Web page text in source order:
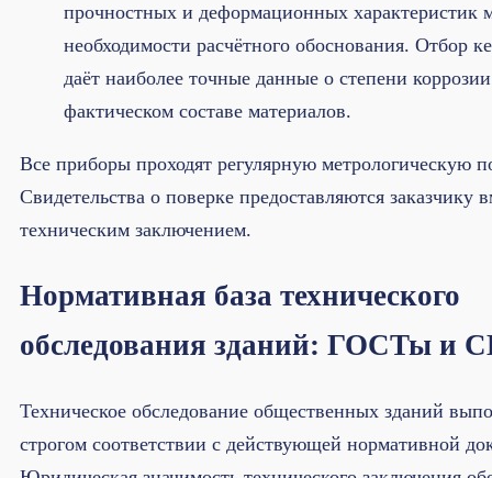
прочностных и деформационных характеристик
необходимости расчётного обоснования. Отбор
даёт наиболее точные данные о степени
фактическом составе материалов.
Все приборы проходят регулярную метрологическую
Свидетельства о поверке предоставляются заказчику
техническим заключением.
Нормативная база технического
обследования зданий: ГОСТы и
Техническое обследование общественных зданий
строгом соответствии с действующей нормативной